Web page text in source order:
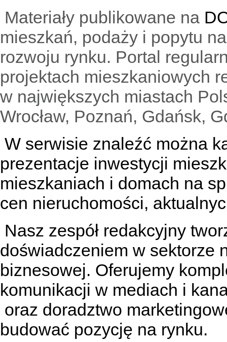
Materiały publikowane na
mieszkań, podaży i popytu
rozwoju rynku. Portal
projektach mieszkaniowych
w największych miastach
Wrocław, Poznań, Gdańsk,
W serwisie znaleźć można
prezentacje inwestycji
mieszkaniach i domach na
cen nieruchomości,
Nasz zespół redakcyjny
doświadczeniem w sektorze
biznesowej. Oferujemy
komunikacji w mediach i
oraz doradztwo
budować pozycję na rynku.